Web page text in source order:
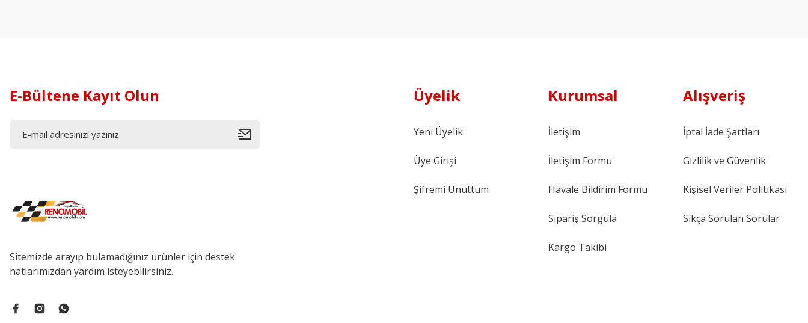
E-Bültene Kayıt Olun
Sitemizde arayıp bulamadığınız ürünler için destek
hatlarımızdan yardım isteyebilirsiniz.
Üyelik
Yeni Üyelik
Üye Girişi
Şifremi Unuttum
Kurumsal
İletişim
İletişim Formu
Havale Bildirim Formu
Sipariş Sorgula
Kargo Takibi
Alışveriş
İptal İade Şartları
Gizlilik ve Güvenlik
Kişisel Veriler Politikası
Sıkça Sorulan Sorular